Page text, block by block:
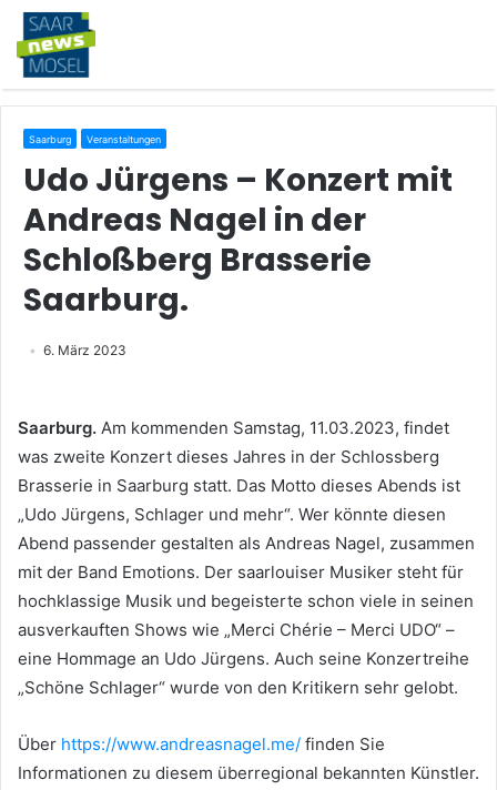
Saarburg Veranstaltungen
Udo Jürgens – Konzert mit
Andreas Nagel in der
Schloßberg Brasserie
Saarburg.
6. März 2023
Saarburg. Am kommenden Samstag, 11.03.2023, findet
was zweite Konzert dieses Jahres in der Schlossberg
Brasserie in Saarburg statt. Das Motto dieses Abends ist
„Udo Jürgens, Schlager und mehr“. Wer könnte diesen
Abend passender gestalten als Andreas Nagel, zusammen
mit der Band Emotions. Der saarlouiser Musiker steht für
hochklassige Musik und begeisterte schon viele in seinen
ausverkauften Shows wie „Merci Chérie – Merci UDO“ –
eine Hommage an Udo Jürgens. Auch seine Konzertreihe
„Schöne Schlager“ wurde von den Kritikern sehr gelobt.
Über https://www.andreasnagel.me/ finden Sie
Informationen zu diesem überregional bekannten Künstler.